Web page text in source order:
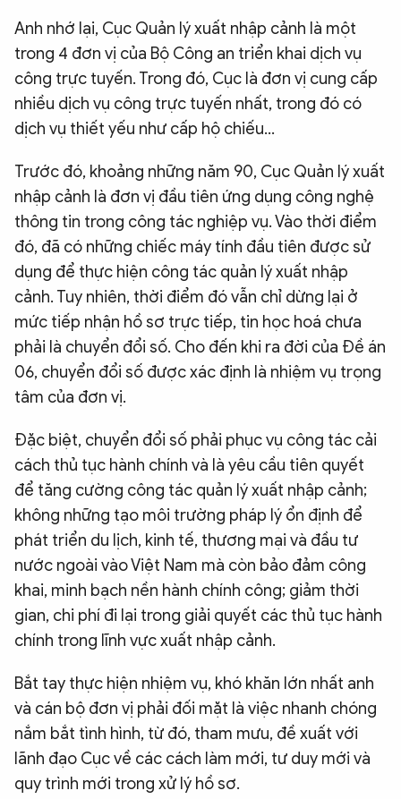
Anh nhớ lại, Cục Quản lý xuất nhập cảnh là một
trong 4 đơn vị của Bộ Công an triển khai dịch vụ
công trực tuyến. Trong đó, Cục là đơn vị cung cấp
nhiều dịch vụ công trực tuyến nhất, trong đó có
dịch vụ thiết yếu như cấp hộ chiếu…
Trước đó, khoảng những năm 90, Cục Quản lý xuất
nhập cảnh là đơn vị đầu tiên ứng dụng công nghệ
thông tin trong công tác nghiệp vụ. Vào thời điểm
đó, đã có những chiếc máy tính đầu tiên được sử
dụng để thực hiện công tác quản lý xuất nhập
cảnh. Tuy nhiên, thời điểm đó vẫn chỉ dừng lại ở
mức tiếp nhận hồ sơ trực tiếp, tin học hoá chưa
phải là chuyển đổi số. Cho đến khi ra đời của Đề án
06, chuyển đổi số được xác định là nhiệm vụ trọng
tâm của đơn vị.
Đặc biệt, chuyển đổi số phải phục vụ công tác cải
cách thủ tục hành chính và là yêu cầu tiên quyết
để tăng cường công tác quản lý xuất nhập cảnh;
không những tạo môi trường pháp lý ổn định để
phát triển du lịch, kinh tế, thương mại và đầu tư
nước ngoài vào Việt Nam mà còn bảo đảm công
khai, minh bạch nền hành chính công; giảm thời
gian, chi phí đi lại trong giải quyết các thủ tục hành
chính trong lĩnh vực xuất nhập cảnh.
Bắt tay thực hiện nhiệm vụ, khó khăn lớn nhất anh
và cán bộ đơn vị phải đối mặt là việc nhanh chóng
nắm bắt tình hình, từ đó, tham mưu, đề xuất với
lãnh đạo Cục về các cách làm mới, tư duy mới và
quy trình mới trong xử lý hồ sơ.